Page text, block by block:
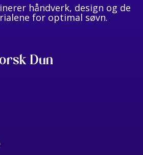
håndverk, design og de
for optimal søvn.
Dun